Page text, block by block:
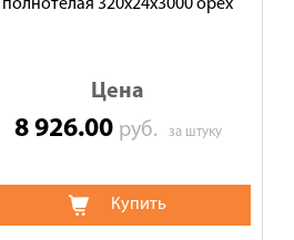
полнотелая 320х24х3000 орех
Цена
8 926.00 руб. за штуку
Купить